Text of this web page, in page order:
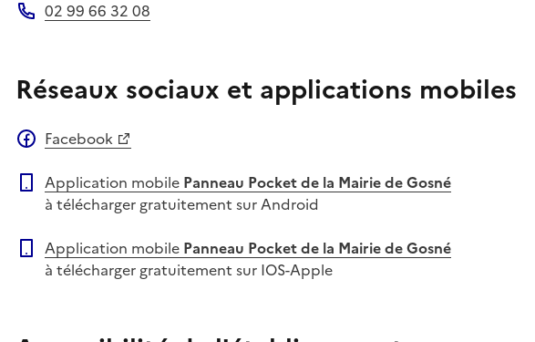
02 99 66 32 08
Réseaux sociaux et applications mobiles
Facebook
Application mobile Panneau Pocket de la Mairie de Gosné
à télécharger gratuitement sur Android
Application mobile Panneau Pocket de la Mairie de Gosné
à télécharger gratuitement sur IOS-Apple